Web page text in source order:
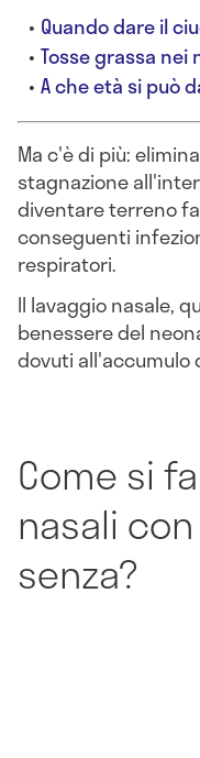
Quando dare il
Tosse grassa
A che età si può
Ma c'è di più:
stagnazione
diventare terreno
conseguenti
respiratori.
Il lavaggio nasale,
benessere del
dovuti all'accumulo
Come si
nasali
senza?